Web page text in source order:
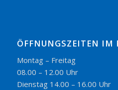
ÖFFNUNGSZEITEN IM
Montag – Freitag
08.00 – 12.00 Uhr
Dienstag 14.00 – 16.00 Uhr